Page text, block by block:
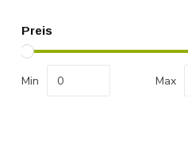
Preis
Min Max